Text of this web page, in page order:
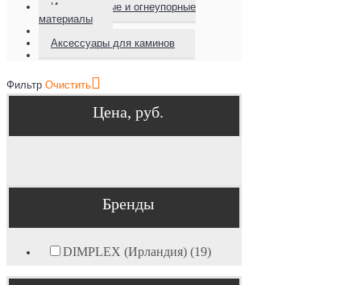
Изоляционные и огнеупорные
материалы
Аксессуары для каминов
Фильтр Очистить
Цена, руб.
Бренды
DIMPLEX (Ирландия) (19)